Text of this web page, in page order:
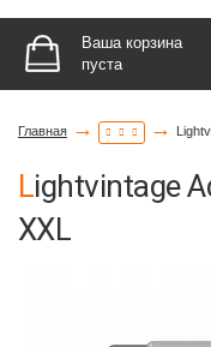
Ваша корзина
пуста
Главная → →
Lightvintage Advanced 36/180 WR
XXL